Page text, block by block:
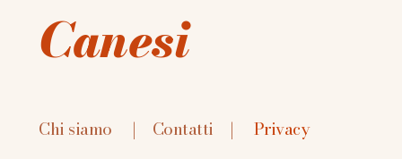
Canesi
Chi siamo | Contatti | Privacy